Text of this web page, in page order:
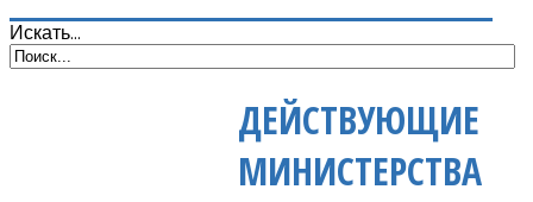
Искать...
ДЕЙСТВУЮЩИЕ
МИНИСТЕРСТВА